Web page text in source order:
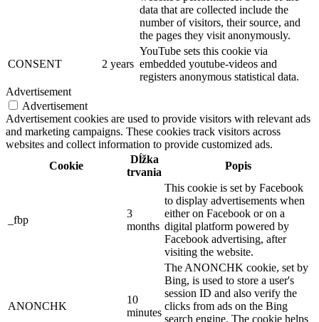
data that are collected include the
number of visitors, their source, and
the pages they visit anonymously.
CONSENT 2 years
YouTube sets this cookie via
embedded youtube-videos and
registers anonymous statistical data.
Advertisement
Advertisement
Advertisement cookies are used to provide visitors with relevant ads
and marketing campaigns. These cookies track visitors across
websites and collect information to provide customized ads.
Cookie
Dĺžka
trvania
Popis
_fbp
3
months
This cookie is set by Facebook
to display advertisements when
either on Facebook or on a
digital platform powered by
Facebook advertising, after
visiting the website.
ANONCHK
10
minutes
The ANONCHK cookie, set by
Bing, is used to store a user's
session ID and also verify the
clicks from ads on the Bing
search engine. The cookie helps